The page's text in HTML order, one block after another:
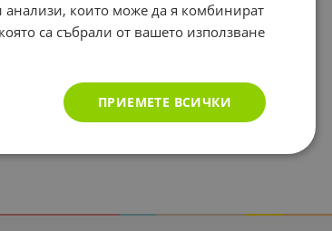
анализи, които може да я комбинират
са събрали от вашето използване
ПРИЕМЕТЕ ВСИЧКИ